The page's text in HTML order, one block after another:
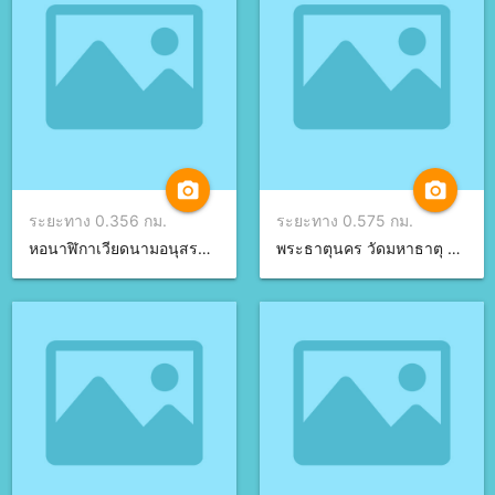
camera_alt
ระยะทาง 0.356 กม.
หอนาฬิกาเวียดนามอนุสรณ์ จ.นครพนม
camera_alt
ระยะทาง 0.575 กม.
พระธาตุนคร วัดมหาธาตุ จ.นครพนม